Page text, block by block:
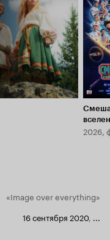
2026,
«Image over everything»
16 сентября 2020, ...